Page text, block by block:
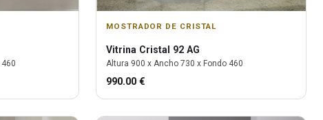
460
MOSTRADOR DE CRISTAL
Vitrina Cristal 92 AG
Altura 900 x Ancho 730 x Fondo 460
990.00 €